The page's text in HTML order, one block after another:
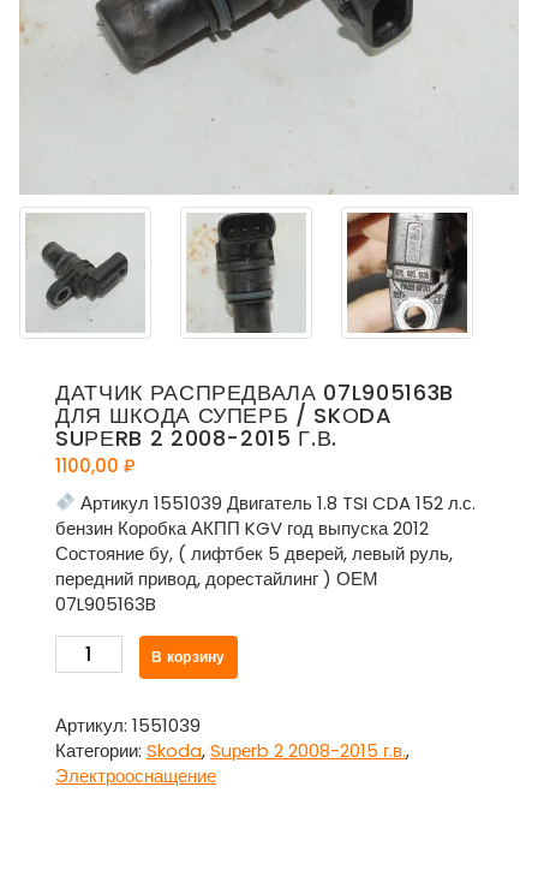
ДАТЧИК РАСПРЕДВАЛА 07L905163B
ДЛЯ ШКОДА СУПЕРБ / SKОDA
SUРЕRB 2 2008-2015 Г.В.
1100,00 ₽
Артикул 1551039 Двигатель 1.8 TSI CDA 152 л.с.
бензин Коробка АКПП KGV год выпуска 2012
Состояние бу, ( лифтбек 5 дверей, левый руль,
передний привод, дорестайлинг ) ОЕМ
07L905163B
Количество
товара
распредвала
07L905163B
для
В корзину
Артикул: 1551039
Категории: Skoda,Suреrb 2 2008-2015 г.в.,
Электрооснащение